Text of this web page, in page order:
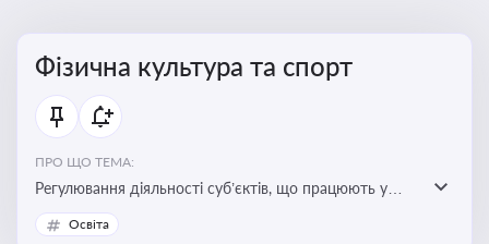
Фізична культура та спорт
ПРО ЩО ТЕМА:
Регулювання діяльності суб’єктів, що працюють у
сфері фізичної культури та спорту, включаючи
оздоровлення населення, професійний і аматорський
Освіта